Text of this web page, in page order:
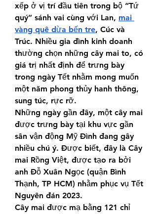
xếp ở vị trí đầu tiên trong bộ “Tứ
quý” sánh vai cùng với Lan, mai
vàng quê dừa bến tre, Cúc và
Trúc. Nhiều gia đình kinh doanh
thường chọn những cây mai to, có
giá trị nhất định để trưng bày
trong ngày Tết nhằm mong muốn
một năm phong thủy hanh thông,
sung túc, rực rỡ.
Những ngày gần đây, một cây mai
được trưng bày tại khu vực gần
sân vận động Mỹ Đình﻿ đang gây
nhiều chú ý. Được biết, đây là Cây
mai Rồng Việt, được tạo ra bởi
anh Đỗ Xuân Ngọc (quận Bình
Thạnh, TP HCM) nhằm phục vụ Tết
Nguyên đán 2023.
Cây mai được mạ bằng 121 chỉ